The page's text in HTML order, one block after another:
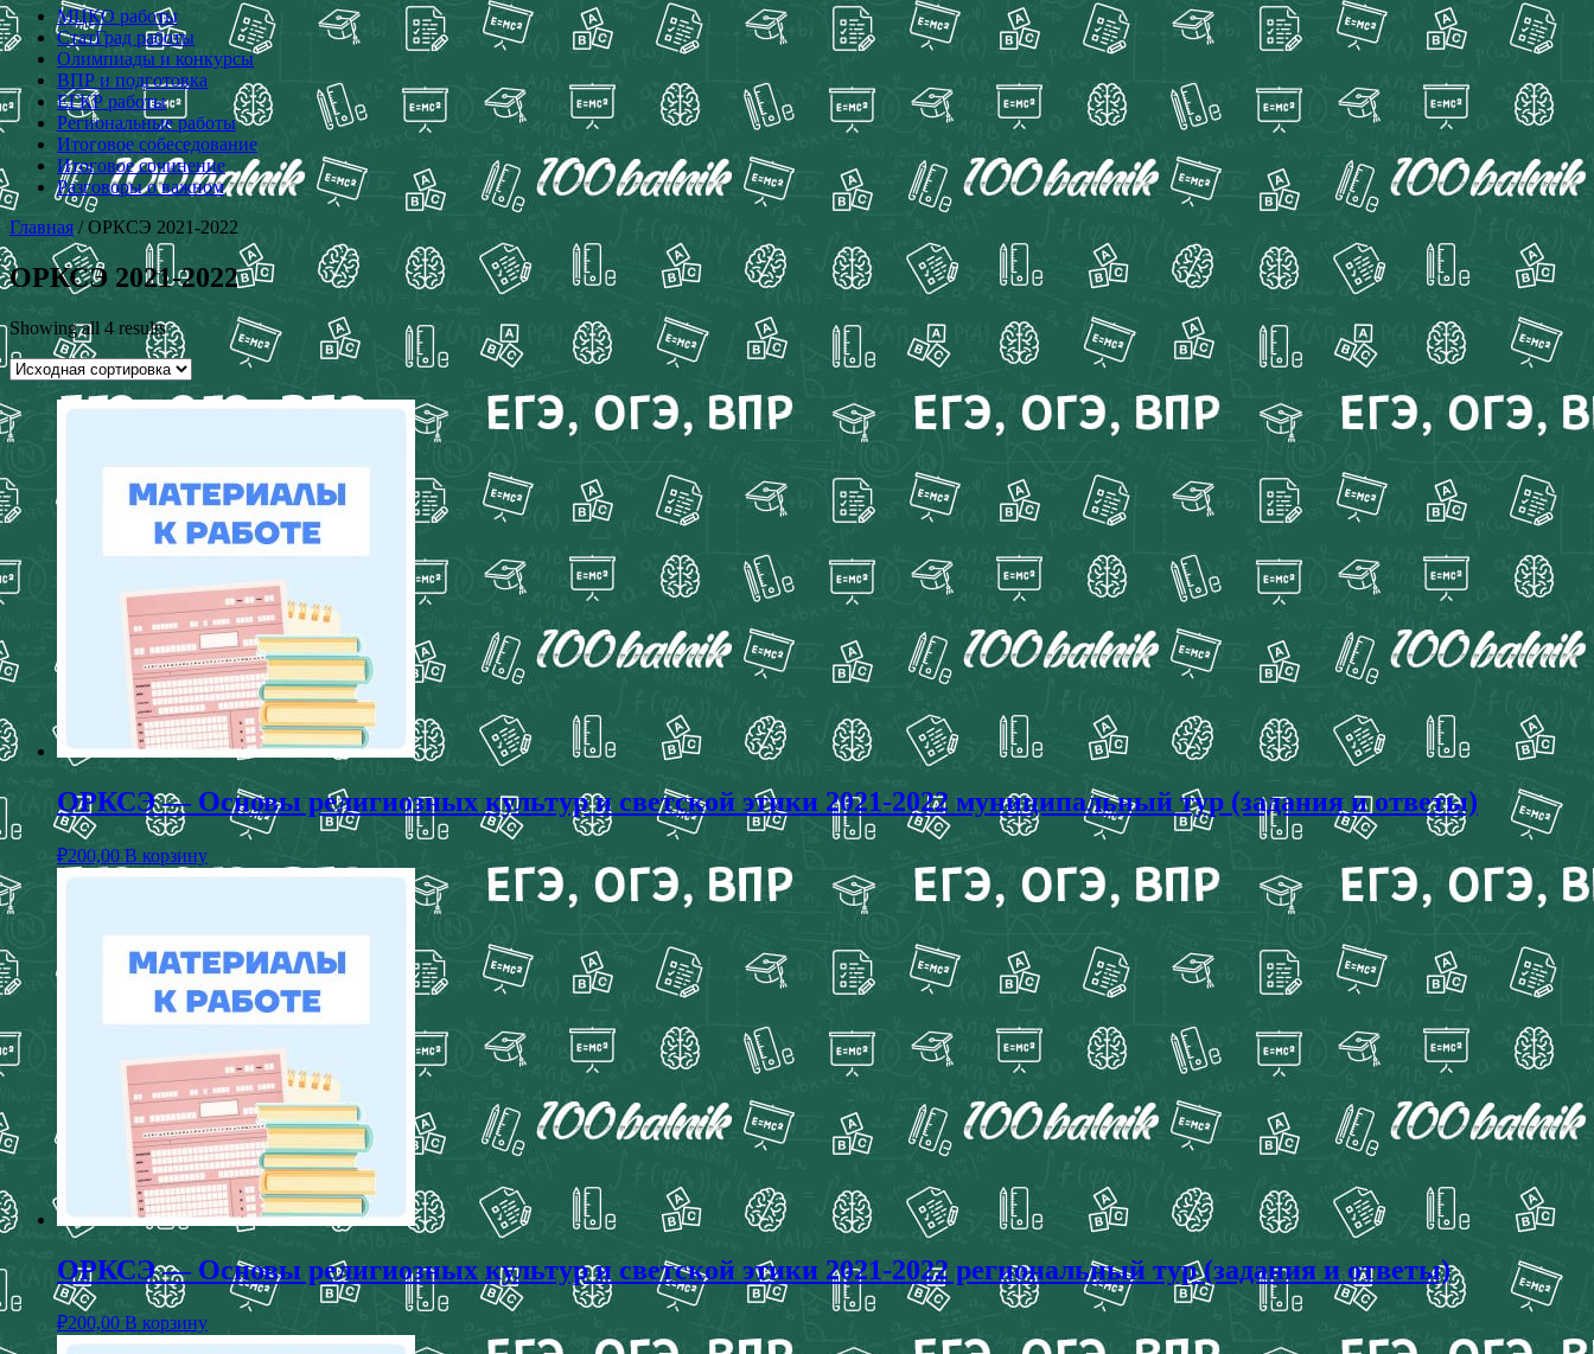
МЦКО работы
СтатГрад работы
Олимпиады и конкурсы
ВПР и подготовка
ЕГКР работы
Региональные работы
Итоговое собеседование
Итоговое сочинение
Разговоры о важном
Главная / ОРКСЭ 2021-2022
ОРКСЭ 2021-2022
Showing all 4 results
ОРКСЭ — Основы религиозных культур и светской этики 2021-2022 муниципальный тур (задания и ответы)
₽200,00 В корзину
ОРКСЭ — Основы религиозных культур и светской этики 2021-2022 региональный тур (задания и ответы)
₽200,00 В корзину